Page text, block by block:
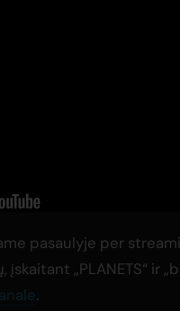
pasaulyje per
„PLANETS“ ir
.